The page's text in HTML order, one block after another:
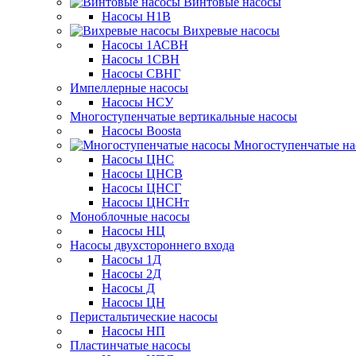
Насосы Н1В
Вихревые насосы
Насосы 1АСВН
Насосы 1СВН
Насосы СВНГ
Импеллерные насосы
Насосы НСУ
Многоступенчатые вертикальные насосы
Насосы Boosta
Многоступенчатые
Насосы ЦНС
Насосы ЦНСВ
Насосы ЦНСГ
Насосы ЦНСНт
Моноблочные насосы
Насосы НЦ
Насосы двухстороннего входа
Насосы 1Д
Насосы 2Д
Насосы Д
Насосы ЦН
Перистальтические насосы
Насосы НП
Пластинчатые насосы